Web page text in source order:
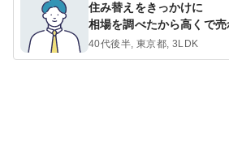
住み替えをきっかけに
相場を調べたから高くで売
40代後半, 東京都, 3LDK